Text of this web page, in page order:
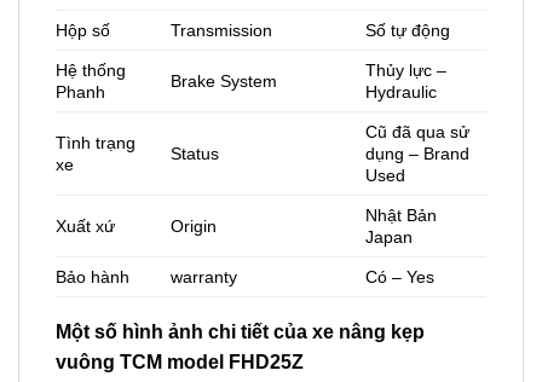
Hộp số Transmission Số tự động
Hệ thống
Phanh
Brake System
Thủy lực –
Hydraulic
Tình trạng
xe
Status
Cũ đã qua sử
dụng – Brand
Used
Xuất xứ Origin
Nhật Bản
Japan
Bảo hành warranty Có – Yes
Một số hình ảnh chi tiết của xe nâng kẹp
vuông TCM model FHD25Z